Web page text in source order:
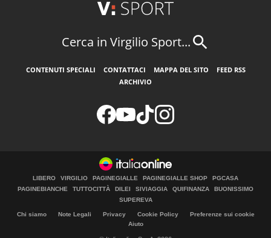
Cerca in Virgilio Sport...
CONTENUTI SPECIALI CONTATTACI MAPPA DEL SITO
FEED RSS
ARCHIVIO
LIBERO VIRGILIO PAGINEGIALLE PAGINEGIALLE SHOP
PGCASA
PAGINEBIANCHE
TUTTOCITTÀ DILEI SIVIAGGIA QUIFINANZA
BUONISSIMO
SUPEREVA
Chi siamo Note Legali Privacy Cookie Policy
Preferenze sui cookie
Aiuto